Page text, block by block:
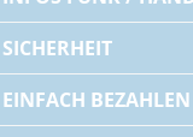
SICHERHEIT
EINFACH BEZAHLEN